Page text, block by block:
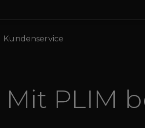
Kundenservice
Mit PLIM